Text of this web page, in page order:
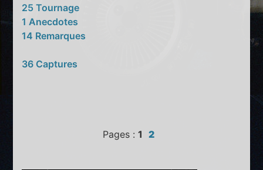
25 Tournage
1 Anecdotes
14 Remarques
36 Captures
Pages : 1 2